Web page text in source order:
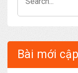
for:
Bài mới